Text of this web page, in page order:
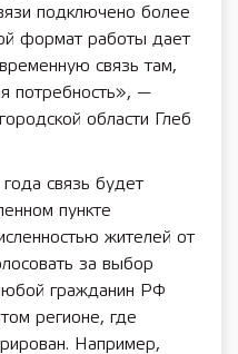
подключено более
формат работы дает
связь там,
потребность», —
области Глеб
связь будет
пункте
жителей от
за выбор
гражданин РФ
регионе, где
Например,